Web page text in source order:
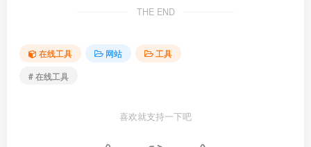
THE END
在线工具 网站
工具
# 在线工具
喜欢就支持一下吧